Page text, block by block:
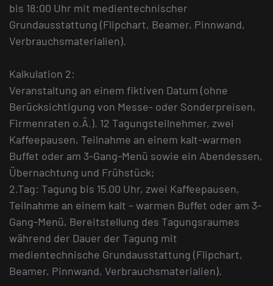
bis 18:00 Uhr mit medientechnischer
Grundausstattung (Flipchart, Beamer, Pinnwand,
Verbrauchsmaterialien).
Kalkulation 2:
Veranstaltung an einem fiktiven Datum (ohne
Berücksichtigung von Messe- oder Sonderpreisen,
Firmenraten o.Ä.). 12 Tagungsteilnehmer, zwei
Kaffeepausen, Teilnahme an einem kalt-warmen
Buffet oder am 3-Gang-Menü sowie ein Abendessen,
Übernachtung und Frühstück;
2.Tag: Tagung bis 15.00 Uhr, zwei Kaffeepausen,
Teilnahme an einem kalt – warmen Buffet oder am 3-
Gang-Menü, Bereitstellung des Tagungsraumes
während der Dauer der Tagung mit
medientechnische Grundausstattung (Flipchart,
Beamer, Pinnwand, Verbrauchsmaterialien).